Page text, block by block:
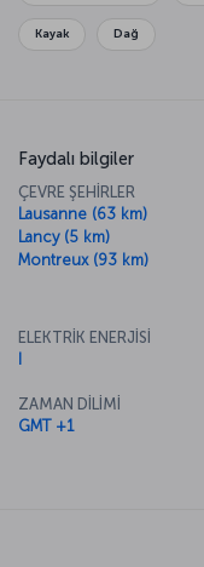
Kayak Dağ
Faydalı bilgiler
ÇEVRE ŞEHİRLER
Lausanne (63 km)
Lancy (5 km)
Montreux (93 km)
ELEKTRİK ENERJİSİ
ZAMAN DİLİMİ
GMT +1